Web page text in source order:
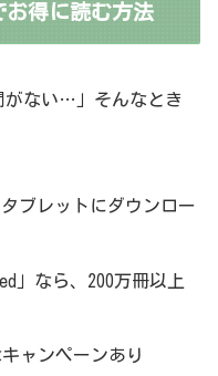
お得に読む方法
がない…」そんなとき
ブレットにダウンロー
」なら、200万冊以上
ャンペーンあり